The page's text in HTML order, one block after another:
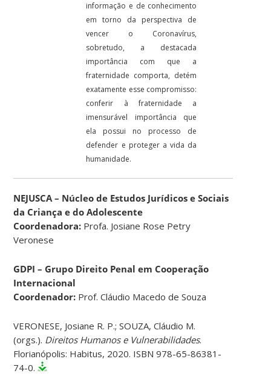
informação e de conhecimento
em torno da perspectiva de
vencer o Coronavírus,
sobretudo, a destacada
importância com que a
fraternidade comporta, detém
exatamente esse compromisso:
conferir à fraternidade a
imensurável importância que
ela possui no processo de
defender e proteger a vida da
humanidade.
NEJUSCA – Núcleo de Estudos Jurídicos e Sociais
da Criança e do Adolescente
Coordenadora: Profa. Josiane Rose Petry
Veronese
GDPI – Grupo Direito Penal em Cooperação
Internacional
Coordenador: Prof. Cláudio Macedo de Souza
VERONESE, Josiane R. P.; SOUZA, Cláudio M.
(orgs.). Direitos Humanos e Vulnerabilidades.
Florianópolis: Habitus, 2020. ISBN 978-65-86381-
74-0.